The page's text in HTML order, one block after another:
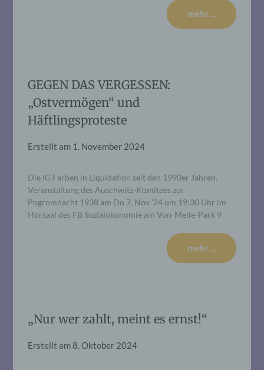
mehr ...
GEGEN DAS VERGESSEN:
„Ostvermögen“ und
Häftlingsproteste
Erstellt am 1. November 2024
Die IG Farben in Liquidation seit den 1990er Jahren.
Veranstaltung des Auschwitz-Komitees zur
Pogromnacht 1938 am Do 7. Nov ’24 um 19:30 Uhr im
Hörsaal des FB Sozialökonomie am Von-Melle-Park 9
mehr ...
„Nur wer zahlt, meint es ernst!“
Erstellt am8. Oktober 2024